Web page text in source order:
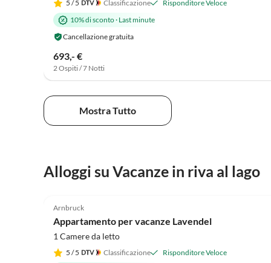
5 / 5 Classificazione
Risponditore Veloce
10% di sconto· Last minute
Cancellazione gratuita
693,- €
2 Ospiti / 7 Notti
Mostra Tutto
Alloggi su Vacanze in riva al lago
Arnbruck
Appartamento per vacanze Lavendel
1 Camere da letto
5 / 5 Classificazione
Risponditore Veloce